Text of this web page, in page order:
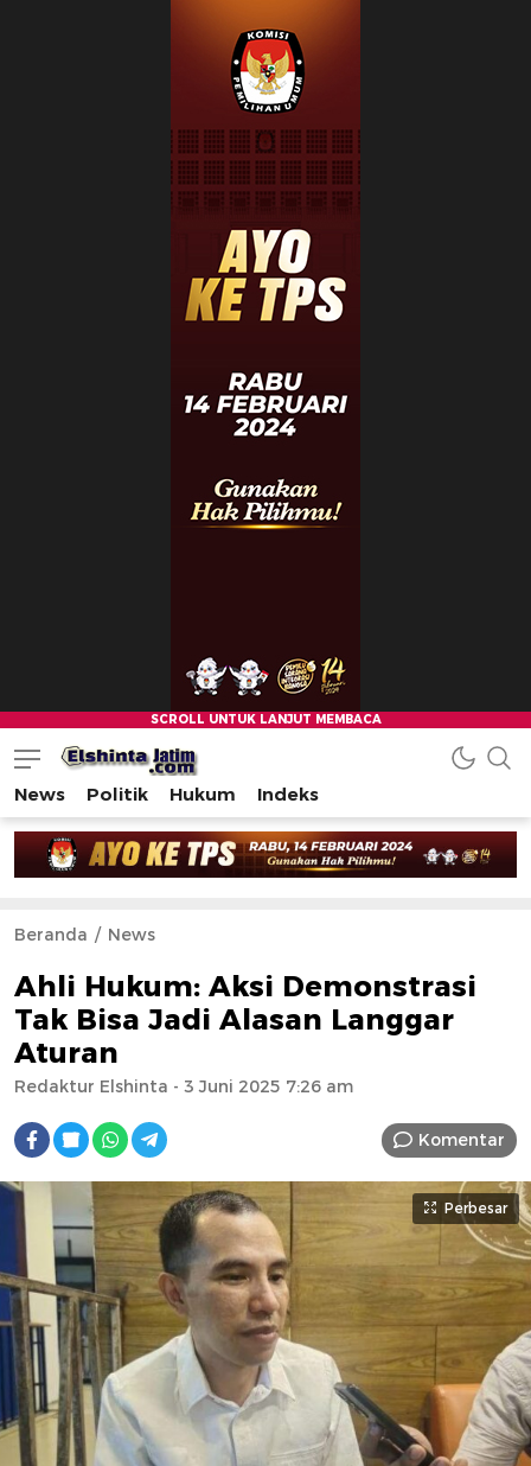
News Politik Hukum Indeks
Beranda News
Ahli Hukum: Aksi Demonstrasi
Tak Bisa Jadi Alasan Langgar
Aturan
Redaktur Elshinta - 3 Juni 2025 7:26 am
Komentar
Perbesar